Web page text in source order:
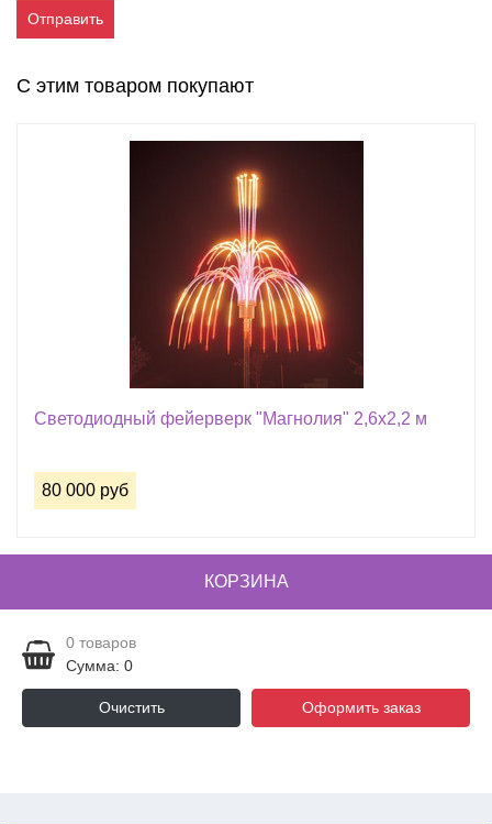
Отправить
С этим товаром покупают
Светодиодный фейерверк "Магнолия" 2,6х2,2 м
80 000 руб
КОРЗИНА
0 товаров
Сумма: 0
Очистить Оформить заказ